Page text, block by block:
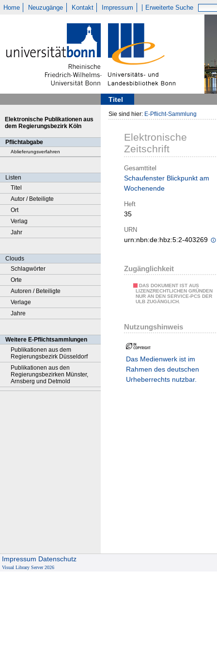
Home Neuzugänge Kontakt Impressum Erweiterte Suche
Titel
Elektronische Publikationen aus
dem Regierungsbezirk Köln
Pflichtabgabe
Ablieferungsverfahren
Listen
Titel
Autor / Beteiligte
Ort
Verlag
Jahr
Clouds
Schlagwörter
Orte
Autoren / Beteiligte
Verlage
Jahre
Weitere E-Pflichtsammlungen
Publikationen aus dem
Regierungsbezirk Düsseldorf
Publikationen aus den
Regierungsbezirken Münster,
Arnsberg und Detmold
Sie sind hier: E-Pflicht-Sammlung
Elektronische
Zeitschrift
Gesamttitel
Schaufenster Blickpunkt am
Wochenende
Heft
35
URN
urn:nbn:de:hbz:5:2-403269
Zugänglichkeit
DAS DOKUMENT IST AUS
LIZENZRECHTLICHEN GRÜNDEN
NUR AN DEN SERVICE-PCS DER
ULB ZUGÄNGLICH.
Nutzungshinweis
Das Medienwerk ist im
Rahmen des deutschen
Urheberrechts nutzbar.
Impressum Datenschutz
Visual Library Server 2026